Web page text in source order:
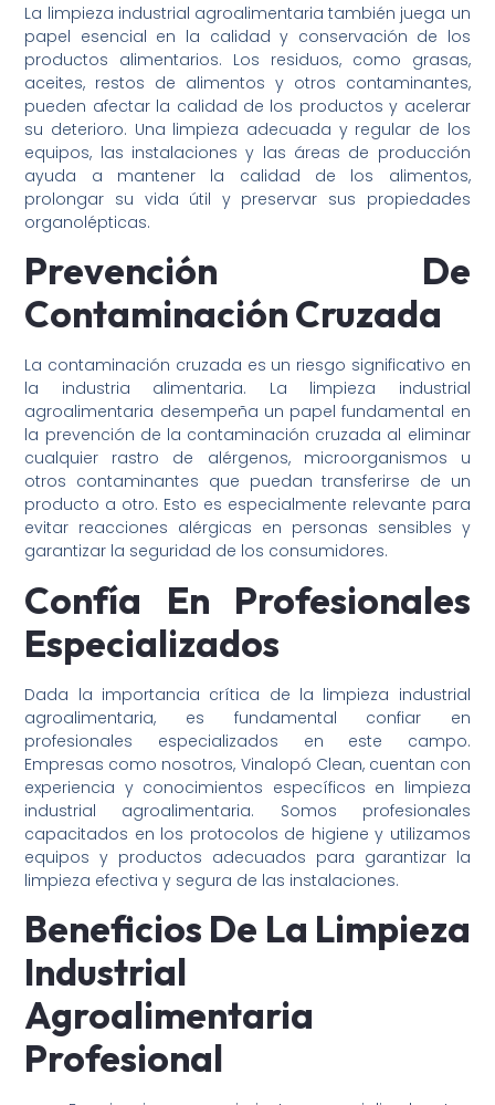
La limpieza industrial agroalimentaria también juega un
papel esencial en la calidad y conservación de los
productos alimentarios. Los residuos, como grasas,
aceites, restos de alimentos y otros contaminantes,
pueden afectar la calidad de los productos y acelerar
su deterioro. Una limpieza adecuada y regular de los
equipos, las instalaciones y las áreas de producción
ayuda a mantener la calidad de los alimentos,
prolongar su vida útil y preservar sus propiedades
organolépticas.
Prevención De
Contaminación Cruzada
La contaminación cruzada es un riesgo significativo en
la industria alimentaria. La limpieza industrial
agroalimentaria desempeña un papel fundamental en
la prevención de la contaminación cruzada al eliminar
cualquier rastro de alérgenos, microorganismos u
otros contaminantes que puedan transferirse de un
producto a otro. Esto es especialmente relevante para
evitar reacciones alérgicas en personas sensibles y
garantizar la seguridad de los consumidores.
Confía En Profesionales
Especializados
Dada la importancia crítica de la limpieza industrial
agroalimentaria, es fundamental confiar en
profesionales especializados en este campo.
Empresas como nosotros, Vinalopó Clean, cuentan con
experiencia y conocimientos específicos en limpieza
industrial agroalimentaria. Somos profesionales
capacitados en los protocolos de higiene y utilizamos
equipos y productos adecuados para garantizar la
limpieza efectiva y segura de las instalaciones.
Beneficios De La Limpieza
Industrial
Agroalimentaria
Profesional